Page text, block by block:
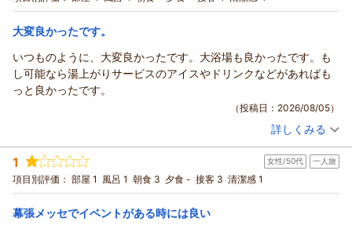
その他 朝のみ
宿泊価格帯： 8,001～9,000円(大人一人あたり/税込)
大変良かったです。
いつものように、大変良かったです。大浴場も良かったです。も
し可能なら湯上がりサービスのアイスやドリンクなどがあればも
っと良かったです。
（投稿日：2026/08/05）
投稿者： セナさん(男性/60代)
宿泊プラン： 素泊まり
宿泊価格帯： 6,001～7,000円(大人一人あたり/税込)
アパホテル＆リゾート〈東京ベイ幕張〉からの返信
詳しくみる
1 女性/50代 一人旅
項目別評価： 部屋 1 風呂 1 朝食 3 夕食 - 接客 3 清潔感 1
幕張メッセでイベントがある時には良い